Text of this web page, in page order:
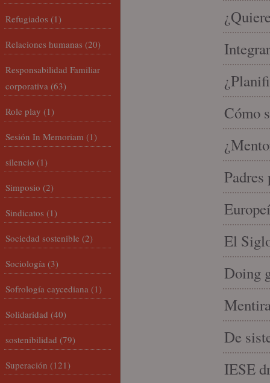
Cómo
Padres
El
Doing
De
IESE
Refugiados (1)
Relaciones humanas (20)
Responsabilidad Familiar
corporativa (63)
Role play (1)
Sesión In Memoriam (1)
silencio (1)
Simposio (2)
Sindicatos (1)
Sociedad sostenible (2)
Sociología (3)
Sofrología caycediana (1)
Solidaridad (40)
sostenibilidad (79)
Superación (121)